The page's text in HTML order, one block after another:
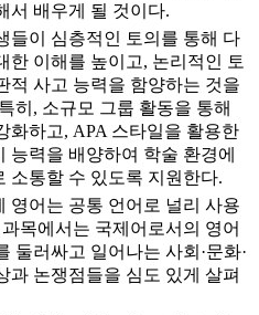
서 배우게 될 것이다.
들이 심층적인 토의를 통해 다
한 이해를 높이고, 논리적인 토
적 사고 능력을 함양하는 것을
히, 소규모 그룹 활동을 통해
화하고, APA 스타일을 활용한
능력을 배양하여 학술 환경에
소통할 수 있도록 지원한다.
영어는 공통 언어로 널리 사용
목에서는 국제어로서의 영어
둘러싸고 일어나는 사회·문화·
과 논쟁점들을 심도 있게 살펴